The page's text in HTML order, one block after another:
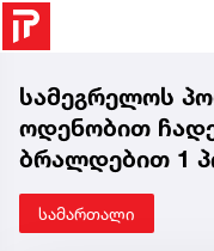
სამეგრელოს
ოდენობით
ბრალდებით 1
სამართალი